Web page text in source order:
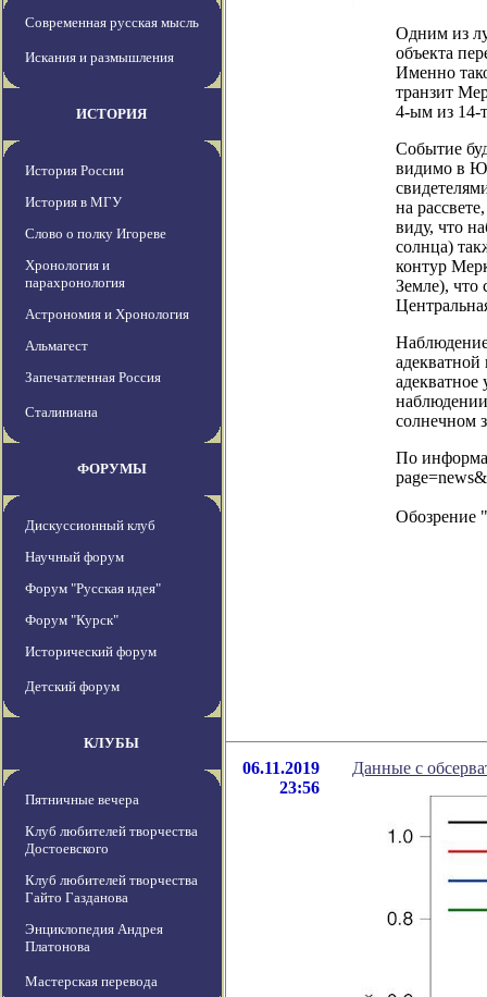
Современная русская мысль
Искания и размышления
ИСТОРИЯ
История России
История в МГУ
Слово о полку Игореве
Хронология и
парахронология
Астрономия и Хронология
Альмагест
Запечатленная Россия
Сталиниана
ФОРУМЫ
Дискуссионный клуб
Научный форум
Форум "Русская идея"
Форум "Курск"
Исторический форум
Детский форум
КЛУБЫ
Пятничные вечера
Клуб любителей творчества
Достоевского
Клуб любителей творчества
Гайто Газданова
Энциклопедия Андрея
Платонова
Мастерская перевода
Одним из
объекта
Именно
транзит
4-ым из 14-
Событие
видимо в
на
виду, что
солнца)
контур
Земле), что
адекватное
солнечном
По
Обозрение "
06.11.2019
23:56
Данные с